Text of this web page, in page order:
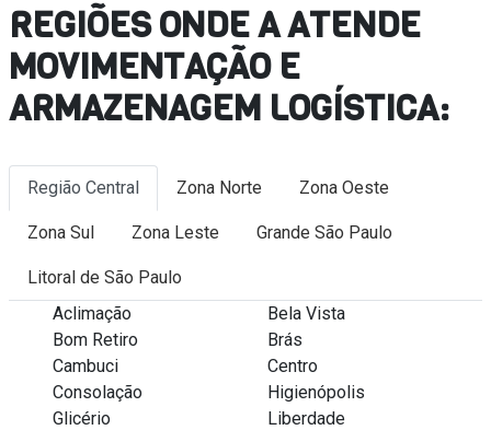
REGIÕES ONDE A ATENDE
MOVIMENTAÇÃO E
ARMAZENAGEM LOGÍSTICA:
Região Central Zona Norte Zona Oeste
Zona Sul Zona Leste Grande São Paulo
Litoral de São Paulo
Aclimação
Bela Vista
Bom Retiro
Brás
Cambuci
Centro
Consolação
Higienópolis
Glicério
Liberdade